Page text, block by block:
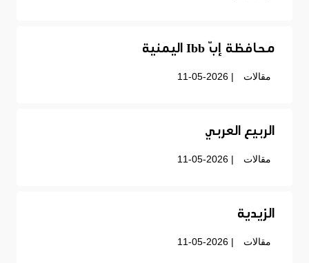
محافظة إبّ Ibb اليمنية
مقالات | 11-05-2026
الربيع العربي
مقالات | 11-05-2026
الزيدية
مقالات | 11-05-2026